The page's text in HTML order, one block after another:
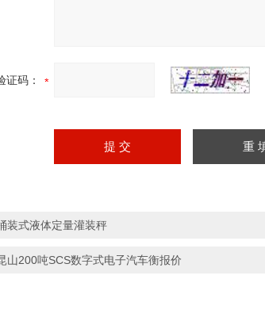
证码：
装式液体定量灌装秤
山200吨SCS数字式电子汽车衡报价